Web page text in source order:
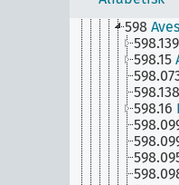
598 Aves
598.139
598.15
598.138
598.16